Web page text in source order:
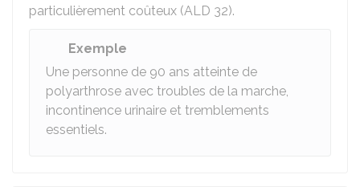
particulièrement coûteux (ALD 32).
Exemple
Une personne de 90 ans atteinte de
polyarthrose avec troubles de la marche,
incontinence urinaire et tremblements
essentiels.